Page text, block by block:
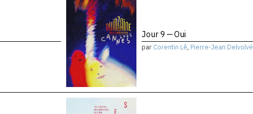
Jour 9 — Oui
par Corentin Lê, Pierre-Jean Delvolvé